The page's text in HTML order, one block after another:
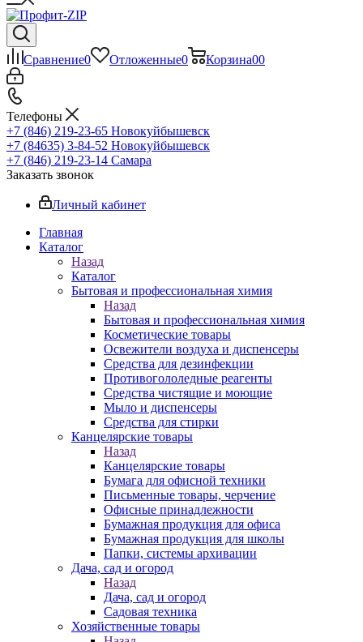
Сравнение0 Отложенные0 Корзина00
Телефоны
+7 (846) 219-23-65 Новокуйбышевск
+7 (84635) 3-84-52 Новокуйбышевск
+7 (846) 219-23-14 Самара
Заказать звонок
Личный кабинет
Главная
Каталог
Назад
Каталог
Бытовая и профессиональная химия
Назад
Бытовая и профессиональная химия
Косметические товары
Освежители воздуха и диспенсеры
Средства для дезинфекции
Противогололедные реагенты
Средства чистящие и моющие
Мыло и диспенсеры
Средства для стирки
Канцелярские товары
Назад
Канцелярские товары
Бумага для офисной техники
Письменные товары, черчение
Офисные принадлежности
Бумажная продукция для офиса
Бумажная продукция для школы
Папки, системы архивации
Дача, сад и огород
Назад
Дача, сад и огород
Садовая техника
Хозяйственные товары